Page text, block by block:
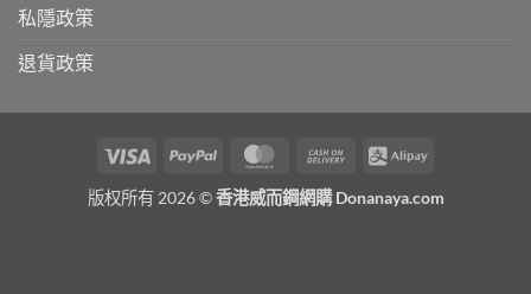
私隱政策
退貨政策
Visa PayPal MasterCardCash
Delivery
Alipay
版权所有 2026 ©香港威而鋼網購 Donanaya.com